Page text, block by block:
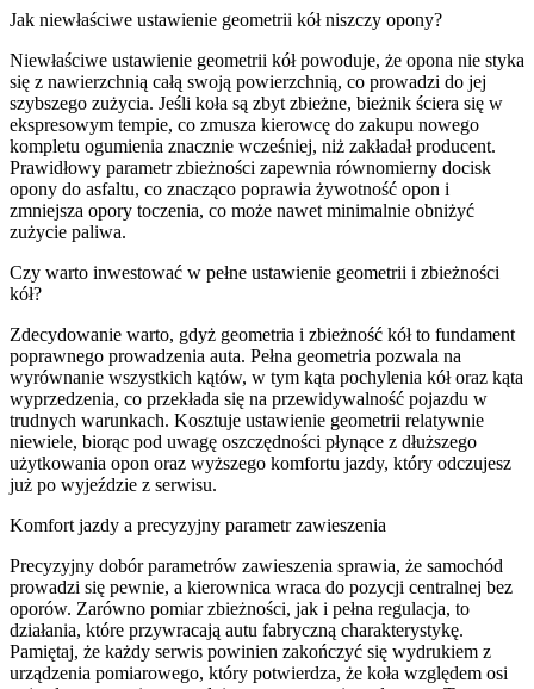
Jak niewłaściwe ustawienie geometrii kół niszczy opony?
Niewłaściwe ustawienie geometrii kół powoduje, że opona nie styka
się z nawierzchnią całą swoją powierzchnią, co prowadzi do jej
szybszego zużycia. Jeśli koła są zbyt zbieżne, bieżnik ściera się w
ekspresowym tempie, co zmusza kierowcę do zakupu nowego
kompletu ogumienia znacznie wcześniej, niż zakładał producent.
Prawidłowy parametr zbieżności zapewnia równomierny docisk
opony do asfaltu, co znacząco poprawia żywotność opon i
zmniejsza opory toczenia, co może nawet minimalnie obniżyć
zużycie paliwa.
Czy warto inwestować w pełne ustawienie geometrii i zbieżności
kół?
Zdecydowanie warto, gdyż geometria i zbieżność kół to fundament
poprawnego prowadzenia auta. Pełna geometria pozwala na
wyrównanie wszystkich kątów, w tym kąta pochylenia kół oraz kąta
wyprzedzenia, co przekłada się na przewidywalność pojazdu w
trudnych warunkach. Kosztuje ustawienie geometrii relatywnie
niewiele, biorąc pod uwagę oszczędności płynące z dłuższego
użytkowania opon oraz wyższego komfortu jazdy, który odczujesz
już po wyjeździe z serwisu.
Komfort jazdy a precyzyjny parametr zawieszenia
Precyzyjny dobór parametrów zawieszenia sprawia, że samochód
prowadzi się pewnie, a kierownica wraca do pozycji centralnej bez
oporów. Zarówno pomiar zbieżności, jak i pełna regulacja, to
działania, które przywracają autu fabryczną charakterystykę.
Pamiętaj, że każdy serwis powinien zakończyć się wydrukiem z
urządzenia pomiarowego, który potwierdza, że koła względem osi